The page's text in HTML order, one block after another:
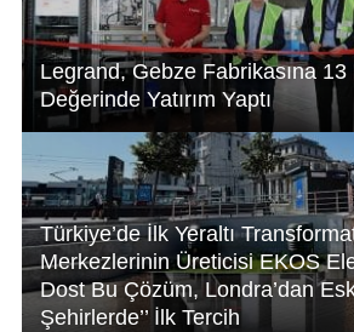
Legrand, Gebze Fabrikasına
Değerinde Yatırım Yaptı
Türkiye’de İlk Yeraltı
Merkezlerinin Üreticisi EKOS
Dost Bu Çözüm, Londra’dan
Şehirlerde’’ İlk Tercih